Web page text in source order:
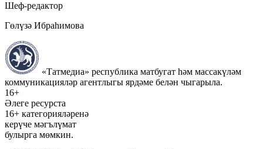
Шеф-редактор
Гөлүзә Ибраһимова
«Татмедиа» республика матбугат һәм массакүләм
коммуникацияләр агентлыгы ярдәме белән чыгарыла.
16+
Әлеге ресурста
16+ категорияләренә
керүче мәгълүмат
булырга мөмкин.